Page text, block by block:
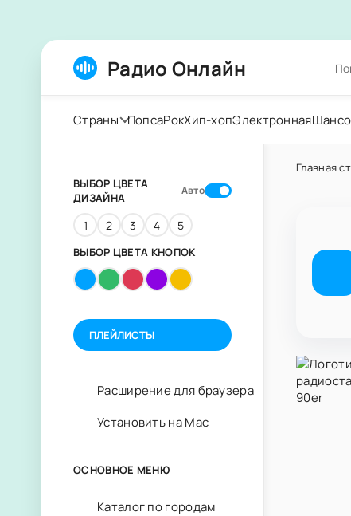
Радио Онлайн
Страны ПопсаРокХип-хопЭлектронная
Главная
ВЫБОР ЦВЕТА
ДИЗАЙНА
Авто
1 2 3 4 5
ВЫБОР ЦВЕТА КНОПОК
ПЛЕЙЛИСТЫ
Расширение для браузера
Установить на Mac
ОСНОВНОЕ МЕНЮ
Каталог по городам